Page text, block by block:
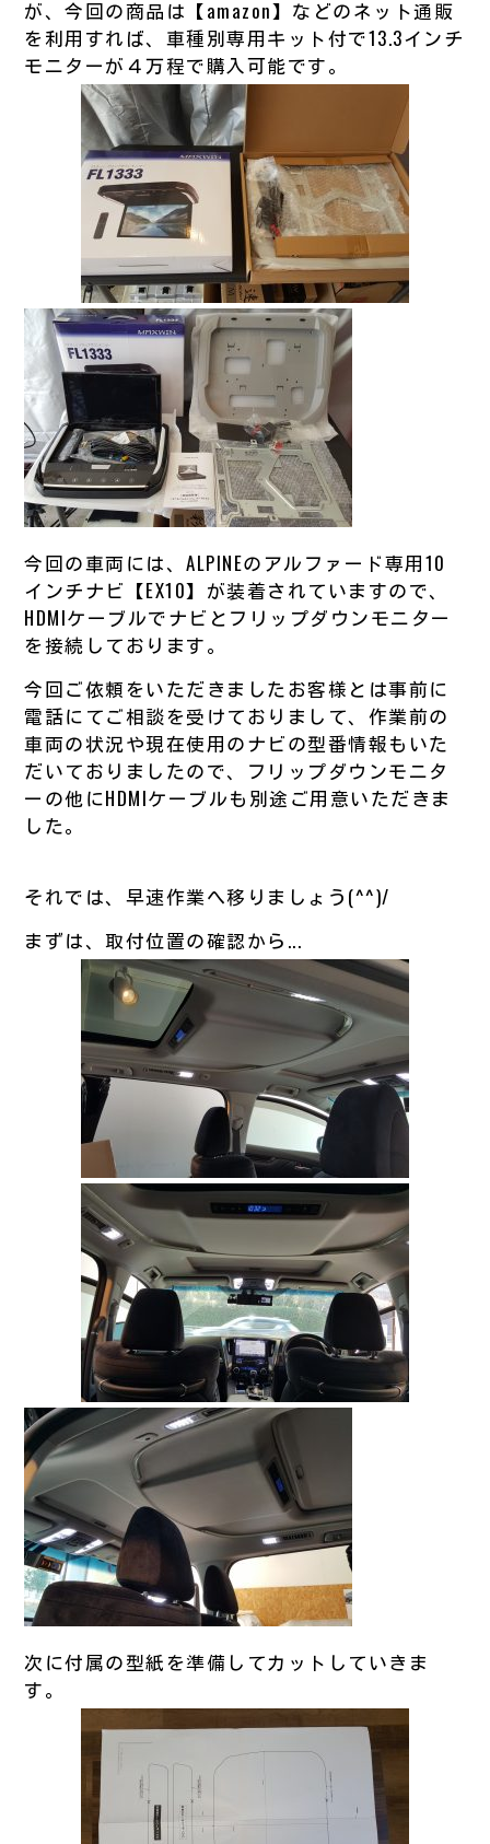
が、今回の商品は【amazon】などのネット通販
を利用すれば、車種別専用キット付で13.3インチ
モニターが４万程で購入可能です。
今回の車両には、ALPINEのアルファード専用10
インチナビ【EX10】が装着されていますので、
HDMIケーブルでナビとフリップダウンモニター
を接続しております。
今回ご依頼をいただきましたお客様とは事前に
電話にてご相談を受けておりまして、作業前の
車両の状況や現在使用のナビの型番情報もいた
だいておりましたので、フリップダウンモニタ
ーの他にHDMIケーブルも別途ご用意いただきま
した。
それでは、早速作業へ移りましょう(^^)/
まずは、取付位置の確認から...
次に付属の型紙を準備してカットしていきま
す。